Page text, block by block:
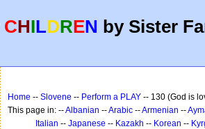
CHILDREN by Sister
Home -- Slovene -- Perform a PLAY -- 130 (God is
This page in: --Albanian --Arabic --Armenian --
Italian -- Japanese -- Kazakh -- Korean --